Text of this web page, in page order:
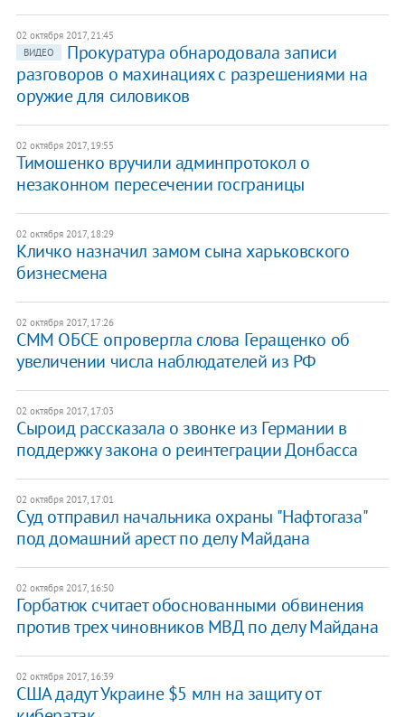
02 октября 2017, 21:45
ВИДЕО
Прокуратура обнародовала записи
разговоров о махинациях с разрешениями на
оружие для силовиков
02 октября 2017, 19:55
Тимошенко вручили админпротокол о
незаконном пересечении госграницы
02 октября 2017, 18:29
Кличко назначил замом сына харьковского
бизнесмена
02 октября 2017, 17:26
СММ ОБСЕ опровергла слова Геращенко об
увеличении числа наблюдателей из РФ
02 октября 2017, 17:03
Сыроид рассказала о звонке из Германии в
поддержку закона о реинтеграции Донбасса
02 октября 2017, 17:01
​Суд отправил начальника охраны "Нафтогаза"
под домашний арест по делу Майдана
02 октября 2017, 16:50
​Горбатюк считает обоснованными обвинения
против трех чиновников МВД по делу Майдана
02 октября 2017, 16:39
США дадут Украине $5 млн на защиту от